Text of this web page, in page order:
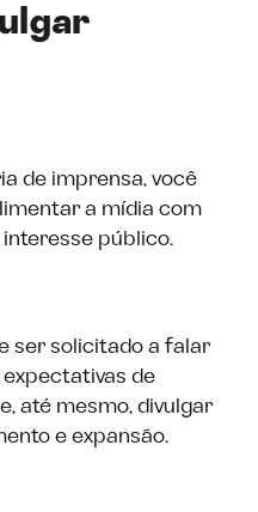
de imprensa, você
a mídia com
público.
ser solicitado a falar
de
até mesmo, divulgar
e expansão.